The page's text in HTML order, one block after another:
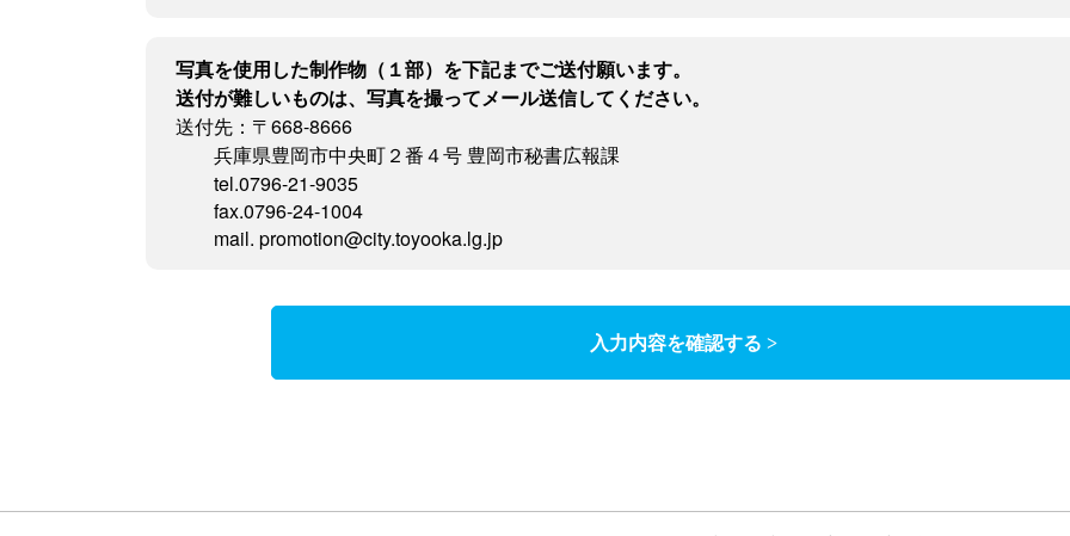
写真を使用した制作物（１部）を下記までご送付願います。
送付が難しいものは、写真を撮ってメール送信してください。
送付先：〒668-8666
兵庫県豊岡市中央町２番４号 豊岡市秘書広報課
tel.0796-21-9035
fax.0796-24-1004
mail. promotion@city.toyooka.lg.jp